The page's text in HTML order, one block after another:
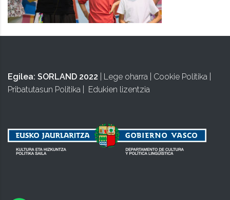
Egilea: SORLAND 2022 Lege oharra Cookie Politika
Pribatutasun Politika
Edukien lizentzia